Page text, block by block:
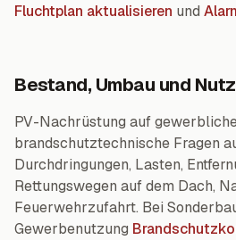
Fluchtplan aktualisieren und
Bestand, Umbau und
PV-Nachrüstung auf
brandschutztechnische Fragen
Durchdringungen, Lasten,
Rettungswegen auf dem Dach,
Feuerwehrzufahrt. Bei
Gewerbenutzung